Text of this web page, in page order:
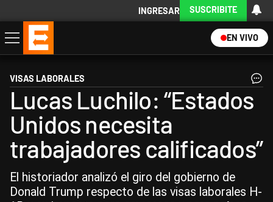
INGRESAR SUSCRIBITE
EN VIVO
Economía
Política
Internacional
Actualidad
Descargá la App
VISAS LABORALES
Lucas Luchilo: “Estados
Unidos necesita
trabajadores calificados”
El historiador analizó el giro del gobierno de
Donald Trump respecto de las visas laborales H-